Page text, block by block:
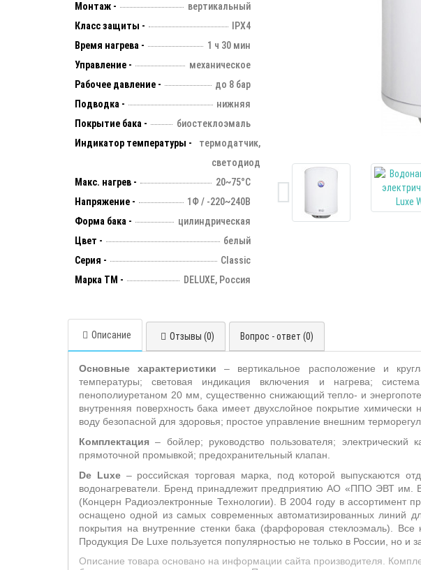
Монтаж -
вертикальный
Класс защиты -
IPX4
Время нагрева -
1 ч 30 мин
Управление -
механическое
Рабочее давление -
до 8 бар
Подводка -
нижняя
Покрытие бака -
биостеклоэмаль
Индикатор температуры -
термодатчик,
светодиод
Макс. нагрев -
20~75°С
Напряжение -
1Ф / -220~240В
Форма бака -
цилиндрическая
Цвет -
белый
Серия -
Classic
Марка ТМ -
DELUXE, Россия
Описание Отзывы (0) Вопрос - ответ (0)
Основные характеристики – вертикальное расположение и
температуры; световая индикация включения и нагрева;
пенополиуретаном 20 мм, существенно снижающий тепло- и
внутренняя поверхность бака имеет двухслойное покрытие
воду безопасной для здоровья; простое управление внешним
Комплектация – бойлер; руководство пользователя;
прямоточной промывкой; предохранительный клапан.
De Luxe– российская торговая марка, под которой выпускаются
водонагреватели. Бренд принадлежит предприятию АО «ППО ЭВТ им.
(Концерн Радиоэлектронные Технологии). В 2004 году в ассортимент
оснащено одной из самых современных автоматизированных линий
покрытия на внутренние стенки бака (фарфоровая стеклоэмаль). Все
Продукция De Luxe пользуется популярностью не только в России, но и
Описание товара основано на информации сайта производителя.